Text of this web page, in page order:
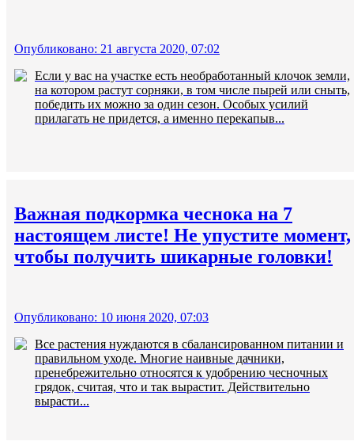
Опубликовано: 21 августа 2020, 07:02
Если у вас на участке есть необработанный клочок земли,
на котором растут сорняки, в том числе пырей или сныть,
победить их можно за один сезон. Особых усилий
прилагать не придется, а именно перекапыв...
Важная подкормка чеснока на 7
настоящем листе! Не упустите момент,
чтобы получить шикарные головки!
Опубликовано: 10 июня 2020, 07:03
Все растения нуждаются в сбалансированном питании и
правильном уходе. Многие наивные дачники,
пренебрежительно относятся к удобрению чесночных
грядок, считая, что и так вырастит. Действительно
вырасти...